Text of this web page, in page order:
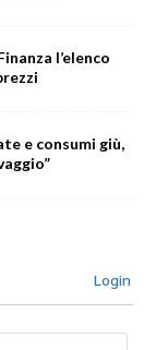
l’elenco
e consumi giù,
Login